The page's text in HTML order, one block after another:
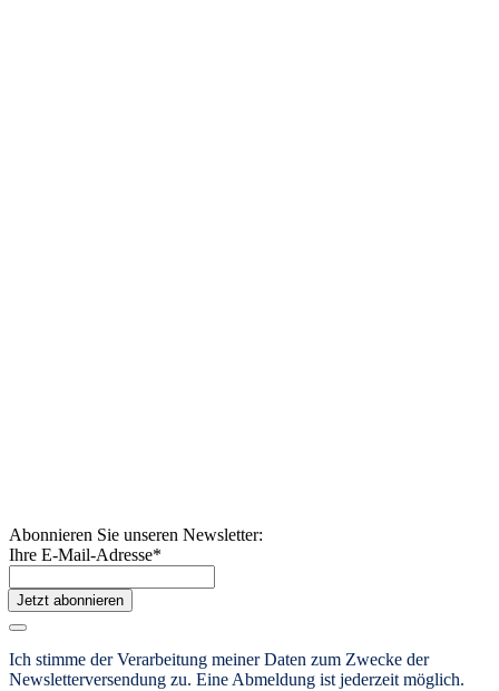
Abonnieren Sie unseren Newsletter:
Ihre E-Mail-Adresse*
Jetzt abonnieren
Ich stimme der Verarbeitung meiner Daten zum Zwecke der
Newsletterversendung zu. Eine Abmeldung ist jederzeit möglich.